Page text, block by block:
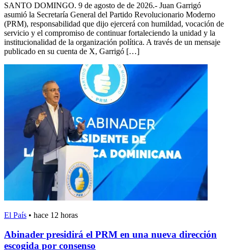
SANTO DOMINGO. 9 de agosto de de 2026.- Juan Garrigó
asumió la Secretaría General del Partido Revolucionario Moderno
(PRM), responsabilidad que dijo ejercerá con humildad, vocación de
servicio y el compromiso de continuar fortaleciendo la unidad y la
institucionalidad de la organización política. A través de un mensaje
publicado en su cuenta de X, Garrigó […]
El País • hace 12 horas
Abinader presidirá el PRM en una nueva dirección
escogida por consenso